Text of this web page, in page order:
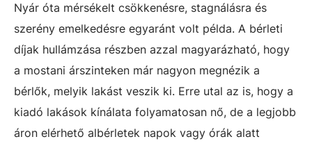
Nyár óta mérsékelt csökkenésre, stagnálásra és
szerény emelkedésre egyaránt volt példa. A bérleti
díjak hullámzása részben azzal magyarázható, hogy
a mostani árszinteken már nagyon megnézik a
bérlők, melyik lakást veszik ki. Erre utal az is, hogy a
kiadó lakások kínálata folyamatosan nő, de a legjobb
áron elérhető albérletek napok vagy órák alatt